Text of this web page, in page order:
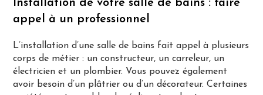
Installation de votre salle de bains : faire
appel à un professionnel
L’installation d’une salle de bains fait appel à plusieurs
corps de métier : un constructeur, un carreleur, un
électricien et un plombier. Vous pouvez également
avoir besoin d’un plâtrier ou d’un décorateur. Certaines